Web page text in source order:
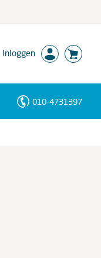
Inloggen
010-4731397